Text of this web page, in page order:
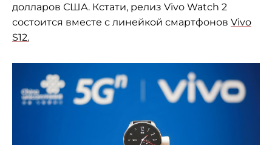
долларов США. Кстати, релиз Vivo Watch 2
состоится вместе с линейкой смартфонов Vivo
S12.